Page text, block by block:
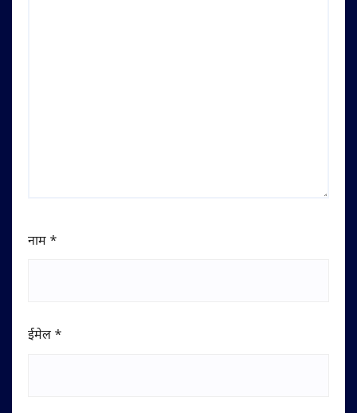
नाम *
ईमेल *